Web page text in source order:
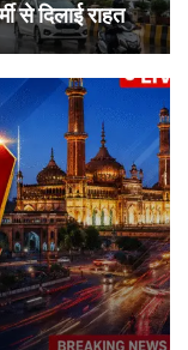
से दिलाई राहत